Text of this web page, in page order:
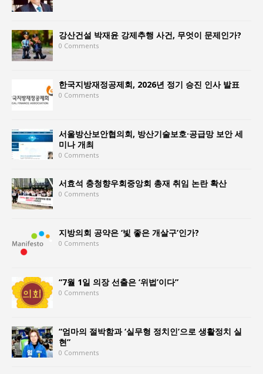
강산건설 박재윤 강제추행 사건, 무엇이 문제인가?
0 Comments
한국지방재정공제회, 2026년 정기 승진 인사 발표
0 Comments
서울방산보안협의회, 방산기술보호·공급망 보안 세
미나 개최
0 Comments
서효석 충청향우회중앙회 총재 취임 논란 확산
0 Comments
지방의회 공약은 ‘빛 좋은 개살구’인가?
0 Comments
“7월 1일 의장 선출은 ‘위법’이다”
0 Comments
“엄마의 절박함과 ‘실무형 정치인’으로 생활정치 실
현”
0 Comments